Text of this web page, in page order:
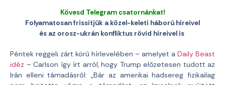
Kövesd Telegram csatornánkat!
Folyamatosan frissítjük a közel-keleti háború híreivel
és az orosz-ukrán konfliktus rövid híreivel is
Péntek reggeli zárt körű hírlevelében – amelyet a Daily Beast
idéz – Carlson így írt arról, hogy Trump előzetesen tudott az
Irán elleni támadásról: „Bár az amerikai hadsereg fizikailag